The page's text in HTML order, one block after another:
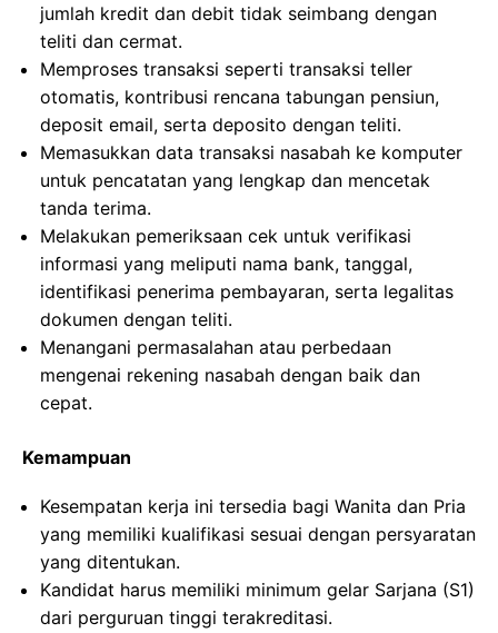
jumlah kredit dan debit tidak seimbang dengan
teliti dan cermat.
Memproses transaksi seperti transaksi teller
otomatis, kontribusi rencana tabungan pensiun,
deposit email, serta deposito dengan teliti.
Memasukkan data transaksi nasabah ke komputer
untuk pencatatan yang lengkap dan mencetak
tanda terima.
Melakukan pemeriksaan cek untuk verifikasi
informasi yang meliputi nama bank, tanggal,
identifikasi penerima pembayaran, serta legalitas
dokumen dengan teliti.
Menangani permasalahan atau perbedaan
mengenai rekening nasabah dengan baik dan
cepat.
Kemampuan
Kesempatan kerja ini tersedia bagi Wanita dan Pria
yang memiliki kualifikasi sesuai dengan persyaratan
yang ditentukan.
Kandidat harus memiliki minimum gelar Sarjana (S1)
dari perguruan tinggi terakreditasi.